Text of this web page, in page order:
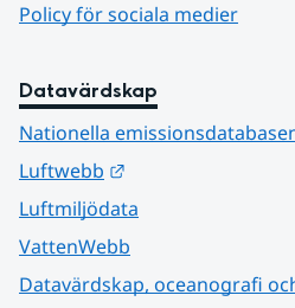
Policy för sociala medier
Datavärdskap
Nationella
Luftwebb
Luftmiljödata
VattenWebb
Datavärdskap, oceanografi